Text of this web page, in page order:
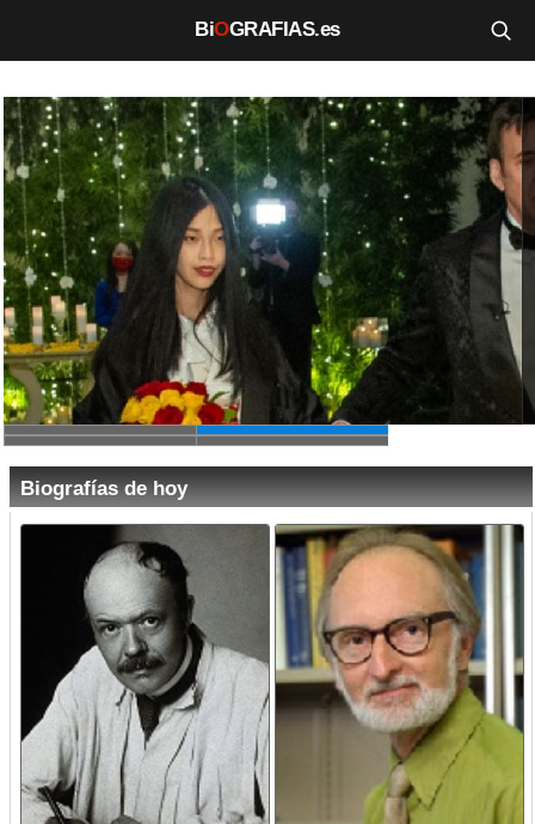
BiOGRAFIAS.es
Películas
TV
Música
Un día como hoy
Videos
Galerías
Noticias
Iniciar sesión Crear cuenta
Biografías de hoy